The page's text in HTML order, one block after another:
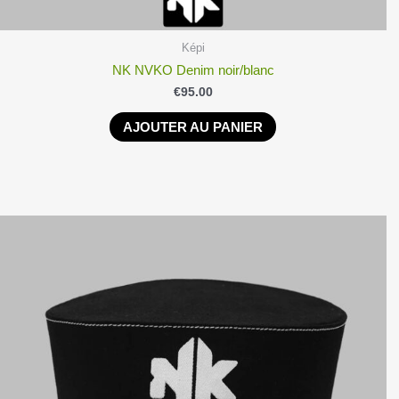
Képi
NK NVKO Denim noir/blanc
€95.00
AJOUTER AU PANIER